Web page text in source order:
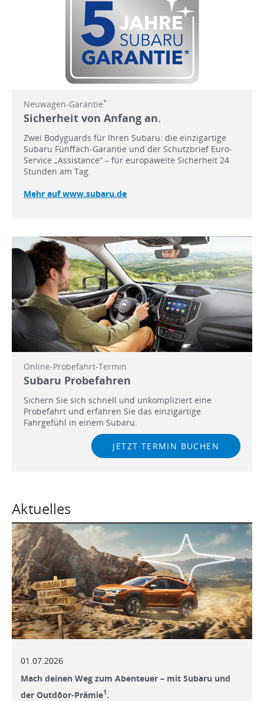
Neuwagen-Garantie*
Sicherheit von Anfang an.
Zwei Bodyguards für Ihren Subaru: die einzigartige
Subaru Fünffach-Garantie und der Schutzbrief Euro-
Service „Assistance“ – für europaweite Sicherheit 24
Stunden am Tag.
Mehr auf www.subaru.de
Online-Probefahrt-Termin
Subaru Probefahren
Sichern Sie sich schnell und unkompliziert eine
Probefahrt und erfahren Sie das einzigartige
Fahrgefühl in einem Subaru.
JETZT TERMIN BUCHEN
Aktuelles
01.07.2026
Mach deinen Weg zum Abenteuer – mit Subaru und
der Outdōor-Prämie1.